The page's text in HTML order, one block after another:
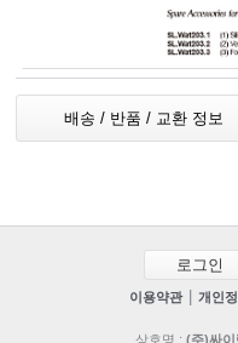
배송 / 반품 / 교환 정보
로그인
이용약관 개인
상호명 : (주)싸이